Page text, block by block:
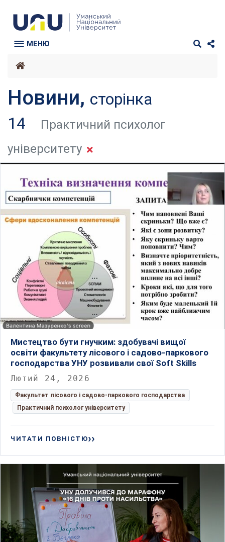
МЕНЮ
Новини, сторінка
14
Практичний психолог
університету
Мистецтво бути гнучким: здобувачі вищої
освіти факультету лісового і садово-паркового
господарства УНУ розвивали свої Soft Skills
Лютий 24, 2026
Факультет лісового і садово-паркового господарства
Практичний психолог університету
ЧИТАТИ ПОВНІСТЮ